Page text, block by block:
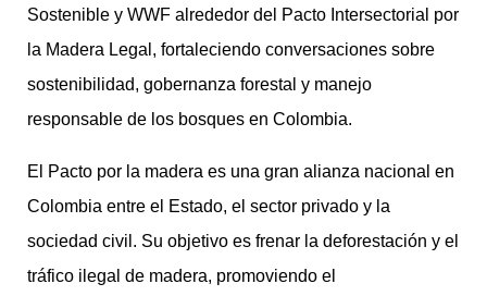
Sostenible y WWF alrededor del Pacto Intersectorial por
la Madera Legal, fortaleciendo conversaciones sobre
sostenibilidad, gobernanza forestal y manejo
responsable de los bosques en Colombia.
El Pacto por la madera es una gran alianza nacional en
Colombia entre el Estado, el sector privado y la
sociedad civil. Su objetivo es frenar la deforestación y el
tráfico ilegal de madera, promoviendo el